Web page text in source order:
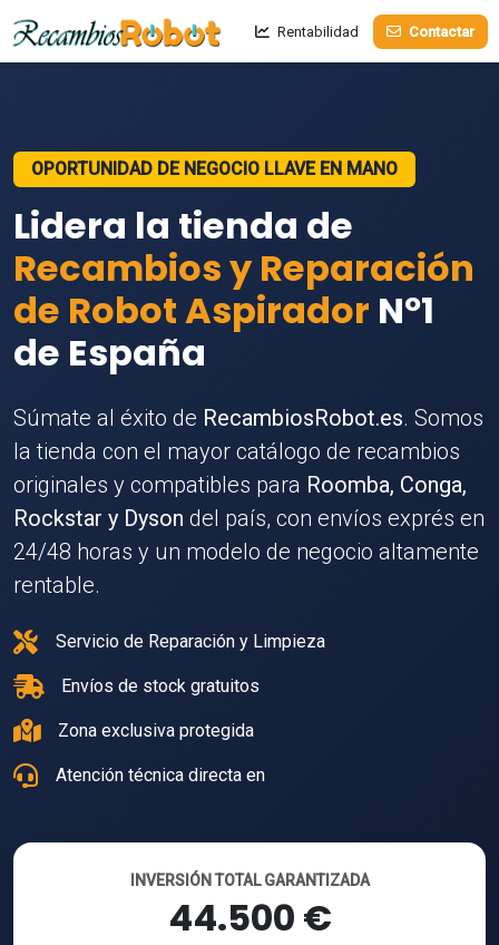
Rentabilidad Contactar
OPORTUNIDAD DE NEGOCIO LLAVE EN MANO
Lidera la tienda de
Recambios y Reparación
de Robot Aspirador Nº1
de España
Súmate al éxito de RecambiosRobot.es. Somos
la tienda con el mayor catálogo de recambios
originales y compatibles para Roomba, Conga,
Rockstar y Dyson del país, con envíos exprés en
24/48 horas y un modelo de negocio altamente
rentable.
Servicio de Reparación y Limpieza
Envíos de stock gratuitos
Zona exclusiva protegida
Atención técnica directa en
INVERSIÓN TOTAL GARANTIZADA
44.500 €